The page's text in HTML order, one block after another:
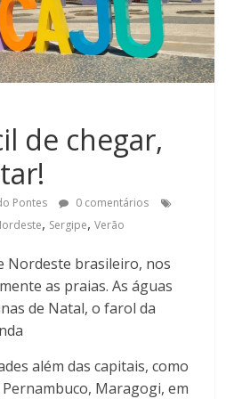
de chegar,
Pontes
0 comentários
, Sergipe,Verão
Nordeste brasileiro, nos
as praias. As águas
de Natal, o farol da
além das capitais, como
Maragogi, em